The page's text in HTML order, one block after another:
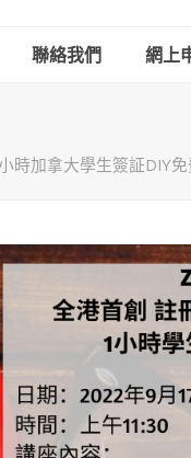
聯絡我們 網上
時加拿大學生簽証DIY